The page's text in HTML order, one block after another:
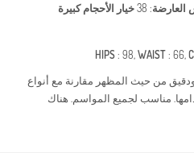
العارضة: 38 خيار الأحجام كبيرة
HIPS: 98,WAIST: 66,
من حيث المظهر مقارنة مع أنواع
مناسب لجميع المواسم. هناك
الخاصة وحفلات الخطوبة والزفاف،